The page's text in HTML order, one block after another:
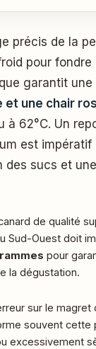
pour fondre
garantit une
et une chair
à 62°C. Un
est impératif
des sucs et une
de qualité
Sud-Ouest doit
pour
la dégustation.
sur le
souvent cette
excessivement